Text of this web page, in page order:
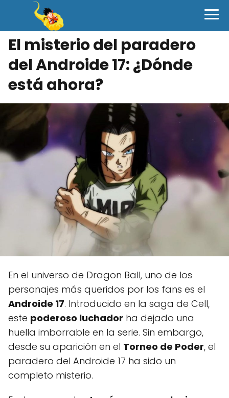
El misterio del paradero
del Androide 17: ¿Dónde
está ahora?
En el universo de Dragon Ball, uno de los
personajes más queridos por los fans es el
Androide 17. Introducido en la saga de Cell,
este poderoso luchador ha dejado una
huella imborrable en la serie. Sin embargo,
desde su aparición en el Torneo de Poder, el
paradero del Androide 17 ha sido un
completo misterio.